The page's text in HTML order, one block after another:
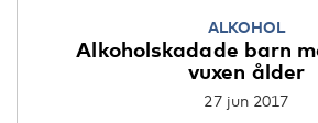
ALKOHOL
Alkoholskadade barn
vuxen ålder
27 jun 2017